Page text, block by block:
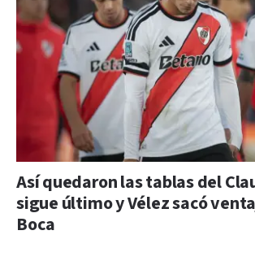
Así quedaron las tablas del
sigue último y Vélez sacó
Boca